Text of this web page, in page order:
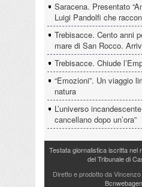
Saracena. Presentato
Luigi Pandolfi che
Trebisacce. Cento anni
mare di San Rocco.
Trebisacce. Chiude
“Emozioni”. Un viaggio
natura
L’universo
cancellano dopo un’ora”
Testata giornalistica iscritta nel
del Tribunale di
Diretto e prodotto da